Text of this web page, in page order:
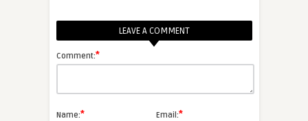
LEAVE A COMMENT
Comment:*
Name:* Email:*